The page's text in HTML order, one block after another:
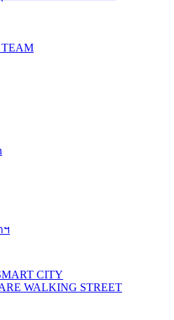
ฯ
CITY
WALKING STREET